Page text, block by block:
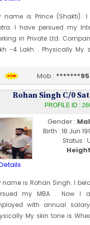
name is Prince (Shakti). I
I have persued my
in Private Ltd.
-4 Lakh . Physically My
31 [05] May 2001
Profile
Last Updated ON : 18/06/2026
Mob :
Rohan Singh C/0
PROFILE ID :
Gender :
Birth : 18 Jun
Status :
Height
name is Rohan Singh. I
my MBA . Now I
with annual
My skin tone is